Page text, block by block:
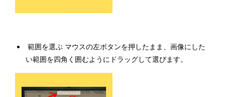
範囲を選ぶ マウスの左ボタンを押したまま、画像にした
い範囲を四角く囲むようにドラッグして選びます。